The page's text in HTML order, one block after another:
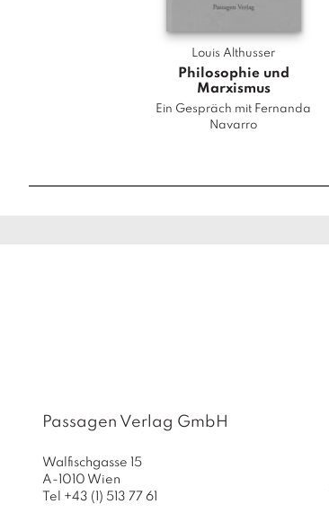
Louis Althusser
Philosophie und
Marxismus
Ein Gespräch mit Fernanda
Navarro
Passagen Verlag GmbH
Walfischgasse 15
A-1010 Wien
Tel +43 (1) 513 77 61